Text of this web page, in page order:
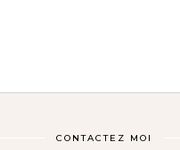
CONTACTEZ MOI